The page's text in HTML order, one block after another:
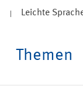
Leichte
Themen